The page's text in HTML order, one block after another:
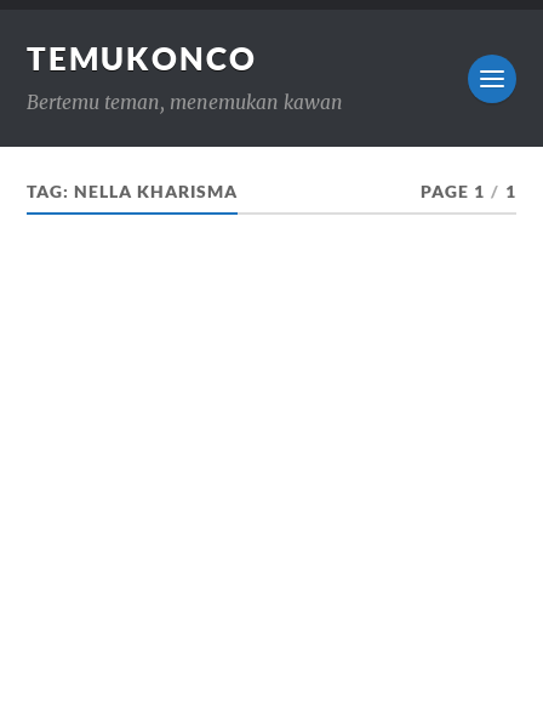
TEMUKONCO
Bertemu teman, menemukan kawan
TAG:NELLA KHARISMA PAGE 1 / 1